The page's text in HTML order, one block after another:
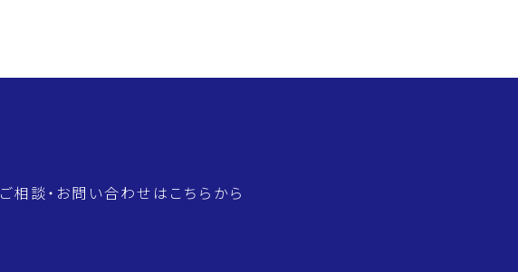
ご相談・お問い合わせはこちらから